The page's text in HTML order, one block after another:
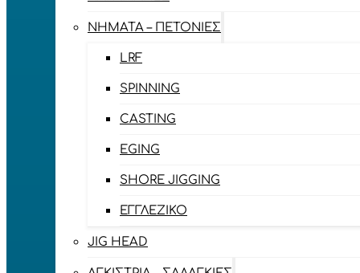
ΝΉΜΑΤΑ – ΠΕΤΟΝΙΈΣ
LRF
SPINNING
CASTING
EGING
SHORE JIGGING
ΕΓΓΛΈΖΙΚΟ
JIG HEAD